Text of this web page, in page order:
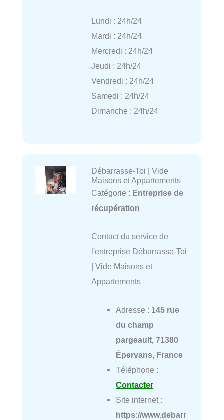
Lundi : 24h/24
Mardi : 24h/24
Mercredi : 24h/24
Jeudi : 24h/24
Vendredi : 24h/24
Samedi : 24h/24
Dimanche : 24h/24
Débarrasse-Toi | Vide
Maisons et Appartements
Catégorie : Entreprise de
récupération
Contact du service de
l'entreprise Débarrasse-Toi
| Vide Maisons et
Appartements
Adresse : 145 rue
du champ
pargeault, 71380
Épervans, France
Téléphone :
Contacter
Site internet :
https://www.debarr